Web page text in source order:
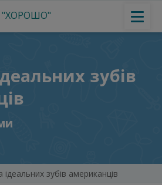
"ХОРОШО"
зубів
зубів американців